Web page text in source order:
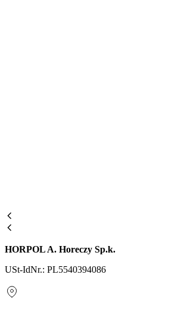
HORPOL A. Horeczy Sp.k.
USt-IdNr.: PL5540394086